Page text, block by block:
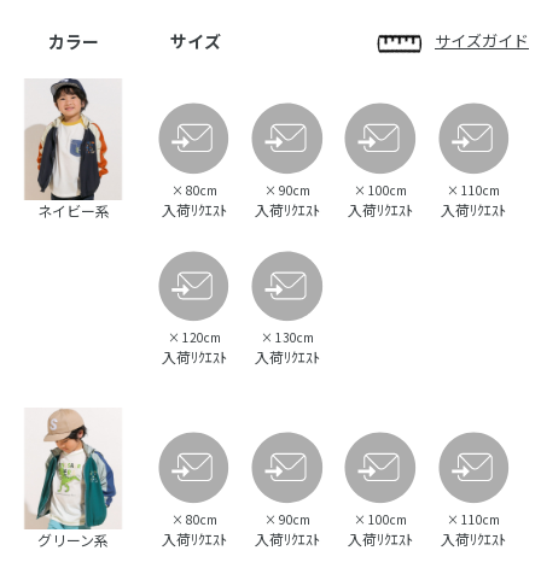
カラー サイズ サイズガイド
ネイビー系
× 80cm
入荷ﾘｸｴｽﾄ
× 90cm
入荷ﾘｸｴｽﾄ
× 100cm
入荷ﾘｸｴｽﾄ
× 110cm
入荷ﾘｸｴｽﾄ
× 120cm
入荷ﾘｸｴｽﾄ
× 130cm
入荷ﾘｸｴｽﾄ
グリーン系
× 80cm
入荷ﾘｸｴｽﾄ
× 90cm
入荷ﾘｸｴｽﾄ
× 100cm
入荷ﾘｸｴｽﾄ
× 110cm
入荷ﾘｸｴｽﾄ